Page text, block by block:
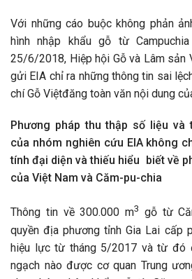
Với những cáo buộc không phản
hình nhập khẩu gỗ từ
25/6/2018, Hiệp hội Gỗ và Lâm sản
gửi EIA chỉ ra những thông tin sai
chí Gỗ Việtđăng toàn văn nội dung
Phương pháp thu thập số liệu và
của nhóm nghiên cứu EIA không
tính đại diện và thiếu hiểu biết về
của Việt Nam và Căm-pu-chia
Thông tin về 300.000 m3 gỗ từ
quyền địa phương tỉnh Gia Lai cấp
hiệu lực từ tháng 5/2017 và từ đó
ngạch nào được cơ quan Trung